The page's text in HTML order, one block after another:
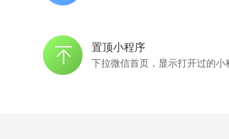
置顶小程序
下拉微信首页，显示打开过的小